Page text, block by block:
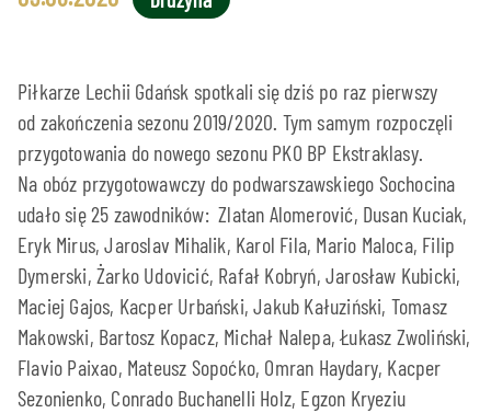
Piłkarze Lechii Gdańsk spotkali się dziś po raz pierwszy
od zakończenia sezonu 2019/2020. Tym samym rozpoczęli
przygotowania do nowego sezonu PKO BP Ekstraklasy.
Na obóz przygotowawczy do podwarszawskiego Sochocina
udało się 25 zawodników: Zlatan Alomerović, Dusan Kuciak,
Eryk Mirus, Jaroslav Mihalik, Karol Fila, Mario Maloca, Filip
Dymerski, Żarko Udovicić, Rafał Kobryń, Jarosław Kubicki,
Maciej Gajos, Kacper Urbański, Jakub Kałuziński, Tomasz
Makowski, Bartosz Kopacz, Michał Nalepa, Łukasz Zwoliński,
Flavio Paixao, Mateusz Sopoćko, Omran Haydary, Kacper
Sezonienko, Conrado Buchanelli Holz, Egzon Kryeziu